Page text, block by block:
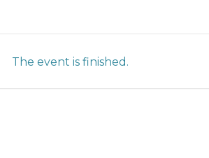
The event is finished.